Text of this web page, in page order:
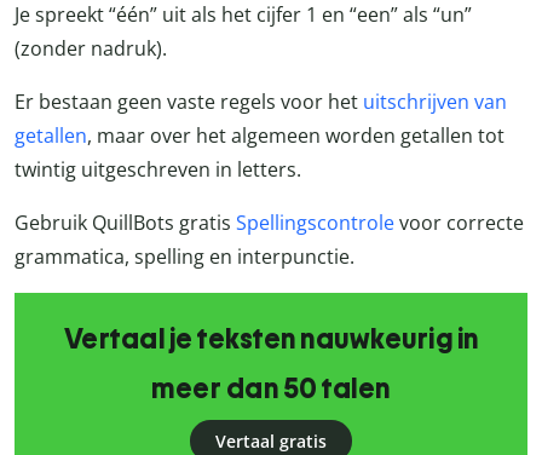
Je spreekt “één” uit als het cijfer 1 en “een” als “un”
(zonder nadruk).
Er bestaan geen vaste regels voor het uitschrijven van
getallen, maar over het algemeen worden getallen tot
twintig uitgeschreven in letters.
Gebruik QuillBots gratis Spellingscontrolevoor correcte
grammatica, spelling en interpunctie.
Vertaal je teksten nauwkeurig in
meer dan 50 talen
Vertaal gratis